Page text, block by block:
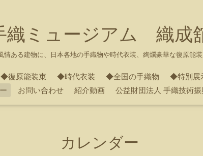
織ミュージアム 織成
情ある建物に、日本各地の手織物や時代衣装、絢爛豪華な復原能装
◆復原能装束 ◆時代衣装 ◆全国の手織物 ◆特別展
お問い合わせ 紹介動画 公益財団法人 手織技術振
カレンダー